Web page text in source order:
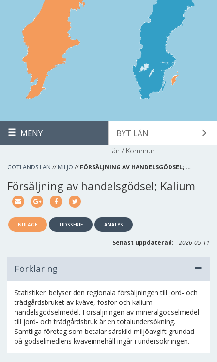
MENY BYT LÄN
Län / Kommun
GOTLANDS LÄN // MILJÖ // FÖRSÄLJNING AV HANDELSGÖDSEL; …
Försäljning av handelsgödsel; Kalium
NULÄGE TIDSSERIE ANALYS
Senast uppdaterad: 2026-05-11
Förklaring
Statistiken belyser den regionala försäljningen till jord- och
trädgårdsbruket av kväve, fosfor och kalium i
handelsgödselmedel. Försäljningen av mineralgödselmedel
till jord- och trädgårdsbruk är en totalundersökning.
Samtliga företag som betalar särskild miljöavgift grundad
på gödselmedlens kväveinnehåll ingår i undersökningen.